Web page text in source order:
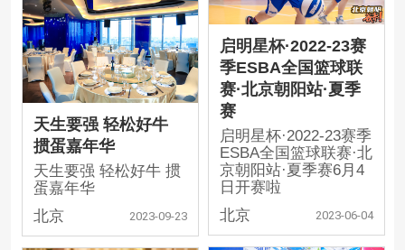
天生要强 轻松好牛
掼蛋嘉年华
天生要强 轻松好牛 掼
蛋嘉年华
北京
2023-09-23
启明星杯·2022-23赛
季ESBA全国篮球联
赛·北京朝阳站·夏季
赛
启明星杯·2022-23赛季
ESBA全国篮球联赛·北
京朝阳站·夏季赛6月4
日开赛啦
北京
2023-06-04